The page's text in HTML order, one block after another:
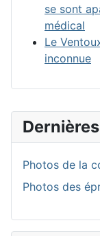
Photos de la
Photos des
se sont
médical
Le
inconnue